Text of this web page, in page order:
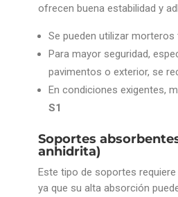
ofrecen buena estabilidad y
Se pueden utilizar morteros
Para mayor seguridad,
pavimentos o exterior, se
En condiciones exigentes,
S1
Soportes
anhidrita)
Este tipo de soportes
ya que su alta absorción